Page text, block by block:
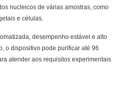
nucleicos de várias amostras, como
e células.
desempenho estável e alto
o dispositivo pode purificar até 96
atender aos requisitos experimentais